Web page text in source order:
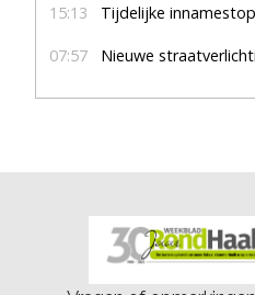
15:13 Tijdelijke
07:57 Nieuwe straatverlichting